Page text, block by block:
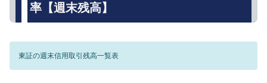
率【週末残高】
東証の週末信用取引残高一覧表